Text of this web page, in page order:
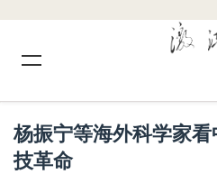
杨振宁等海外科学家
技革命